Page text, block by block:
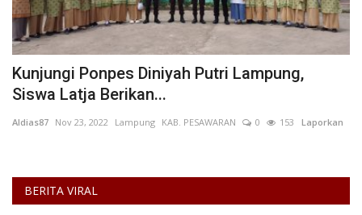
Warkop Digital
Pelanggaran
Ketertiban
Kejahatan
Kunjungi Ponpes Diniyah Putri Lampung,
Siswa Latja Berikan...
Aldias87 Nov 23, 2022 Lampung KAB. PESAWARAN 0 153 Laporkan
BERITA VIRAL